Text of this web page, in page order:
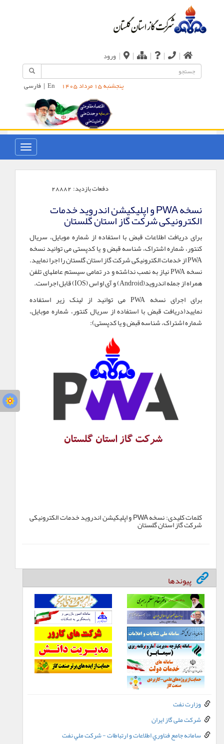
|
|
|
|
| ورود
پنجشنبه 15 مرداد 1405 En
| فارسی
دفعات بازدید: 28882
نسخه PWA و اپلیکیشن اندروید خدمات
الکترونیکی شرکت گاز استان گلستان
برای دریافت اطلاعات قبض با استفاده از شماره موبایل، سریال
کنتور، شماره اشتراک، شناسه قبض و یا کدپستی می توانید نسخه
PWA از خدمات الکترونیکی شرکت گاز استان گلستان را اجرا نمایید.
نسخه PWA نیاز به نصب نداشته و در تمامی سیستم عاملهای تلفن
همراه از جمله اندروید(Android) و آی او اس (IOS) قابل اجراست.
برای اجرای نسخه PWA می توانید از لینک زیر استفاده
نمایید(دریافت قبض با استفاده از سریال کنتور، شماره موبایل،
شماره اشتراک، شناسه قبض و یا کدپستی):
کلمات کلیدی: نسخه PWA و اپلیکیشن اندروید خدمات الکترونیکی
شرکت گاز استان گلستان
پیوندها
وزارت نفت
شرکت ملی گاز ایران
سامانه جامع فناوري اطلاعات و ارتباطات - شرکت ملي نفت